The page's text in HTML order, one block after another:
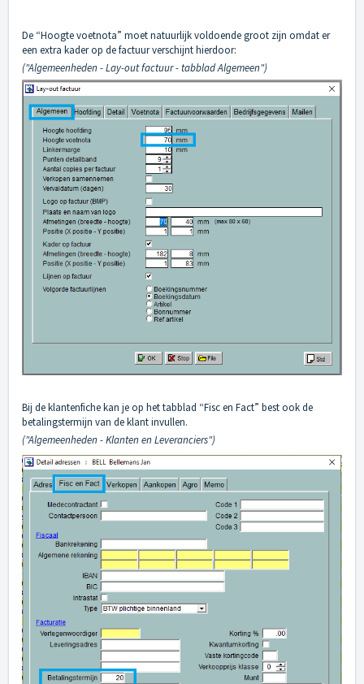
De “Hoogte voetnota” moet natuurlijk voldoende groot zijn omdat er
een extra kader op de factuur verschijnt hierdoor:
("Algemeenheden - Lay-out factuur - tabblad Algemeen")
Bij de klantenfiche kan je op het tabblad “Fisc en Fact” best ook de
betalingstermijn van de klant invullen.
("Algemeenheden - Klanten en Leveranciers")